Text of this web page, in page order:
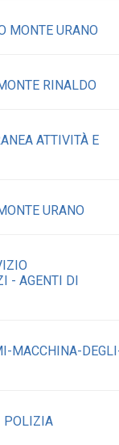
MONTE URANO
RINALDO
ATTIVITÀ E
URANO
- AGENTI DI
MACCHINA-
POLIZIA